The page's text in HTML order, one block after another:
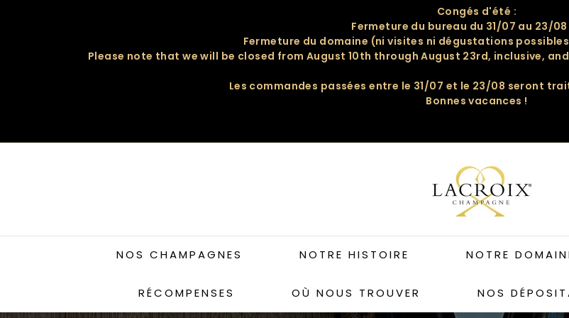
Diaporama
Pause
Congés d'été :
Fermeture du bureau du 31/07 au 23/
Fermeture du domaine (ni visites ni dégustations
Please note that we will be closed from August 10th through August 23rd, inclusive,
Les commandes passées entre le 31/07 et le 23/08 seront
Bonnes vacances !
c
h
a
m
p
a
n
e
NOS CHAMPAGNES NOTRE HISTOIRE NOTRE
RÉCOMPENSES OÙ NOUS TROUVER NOS